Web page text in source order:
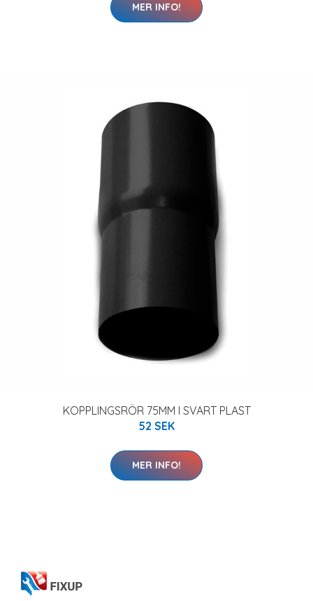
MER INFO!
KOPPLINGSRÖR 75MM I SVART PLAST
52 SEK
MER INFO!